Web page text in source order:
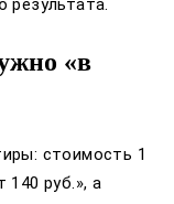
результата.
«в
стоимость 1
140 руб.», а